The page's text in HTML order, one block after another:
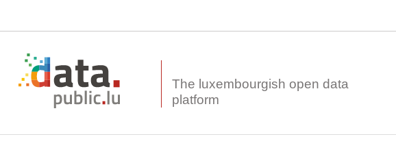
The luxembourgish open data